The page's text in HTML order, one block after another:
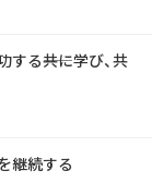
る――共に学び、共
継続する